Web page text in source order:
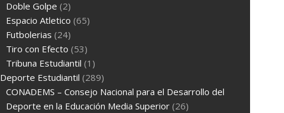
Doble Golpe (2)
Espacio Atletico (65)
Futbolerias (24)
Tiro con Efecto (53)
Tribuna Estudiantil (1)
Deporte Estudiantil (289)
CONADEMS – Consejo Nacional para el Desarrollo del
Deporte en la Educación Media Superior(26)